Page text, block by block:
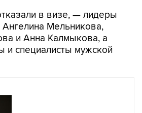
в визе, — лидеры
Мельникова,
и Анна Калмыкова, а
и специалисты мужской